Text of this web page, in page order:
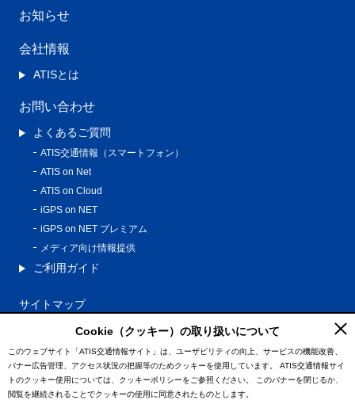
お知らせ
会社情報
ATISとは
お問い合わせ
よくあるご質問
ATIS交通情報（スマートフォン）
ATIS on Net
ATIS on Cloud
iGPS on NET
iGPS on NET プレミアム
メディア向け情報提供
ご利用ガイド
サイトマップ
プライバシーポリシー
利用規約
特定商取引法に基づく表記
情報の外部通信について
Cookie（クッキー）の取り扱いについて
このウェブサイト「ATIS交通情報サイト」は、ユーザビリティの向上、サービスの機能改善、
バナー広告管理、アクセス状況の把握等のためクッキーを使用しています。
ATIS交通情報サイ
トのクッキー使用については、クッキーポリシーをご参照ください。
このバナーを閉じるか、
閲覧を継続されることでクッキーの使用に同意されたものとします。